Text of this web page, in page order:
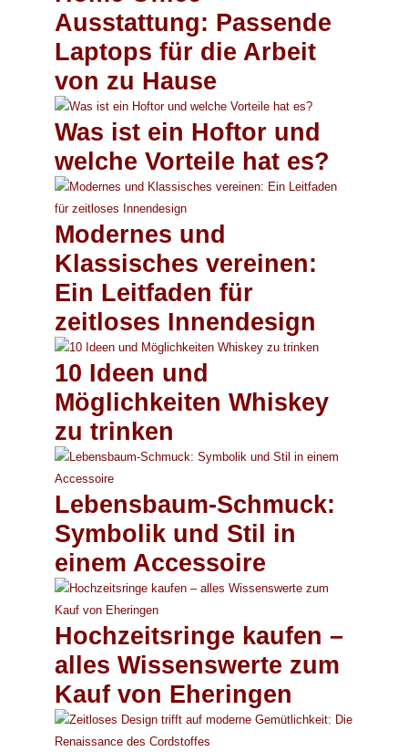
Ausstattung: Passende
Laptops für die Arbeit
von zu Hause
Was ist ein Hoftor und
welche Vorteile hat es?
Modernes und
Klassisches vereinen:
Ein Leitfaden für
zeitloses Innendesign
10 Ideen und
Möglichkeiten Whiskey
zu trinken
Lebensbaum-Schmuck:
Symbolik und Stil in
einem Accessoire
Hochzeitsringe kaufen –
alles Wissenswerte zum
Kauf von Eheringen